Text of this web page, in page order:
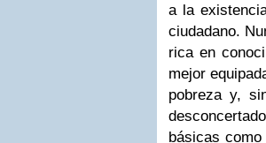
a la
ciudadano.
rica en
mejor
pobreza y,
básicas